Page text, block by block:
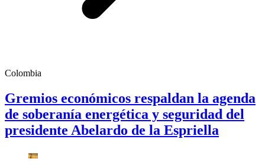
Colombia
Gremios económicos respaldan la agenda
de soberanía energética y seguridad del
presidente Abelardo de la Espriella